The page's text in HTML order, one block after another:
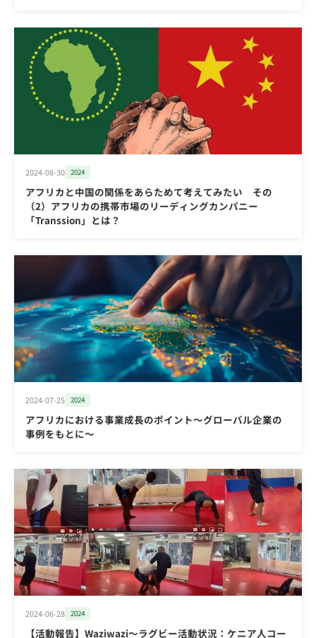
2024-08-30 2024
アフリカと中国の関係をあらためて考えてみたい その
（2）アフリカの携帯市場のリーディングカンパニー
「Transsion」とは？
2024-07-25 2024
アフリカにおける事業成長のポイント～グローバル企業の
事例をもとに～
2024-06-28 2024
【活動報告】Waziwazi～ラグビー活動状況：ケニア人コー